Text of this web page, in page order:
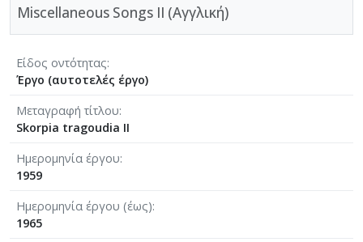
Miscellaneous Songs II (Αγγλική)
Είδος οντότητας
Έργο (αυτοτελές έργο)
Μεταγραφή τίτλου
Skorpia tragoudia II
Ημερομηνία έργου
1959
Ημερομηνία έργου (έως)
1965